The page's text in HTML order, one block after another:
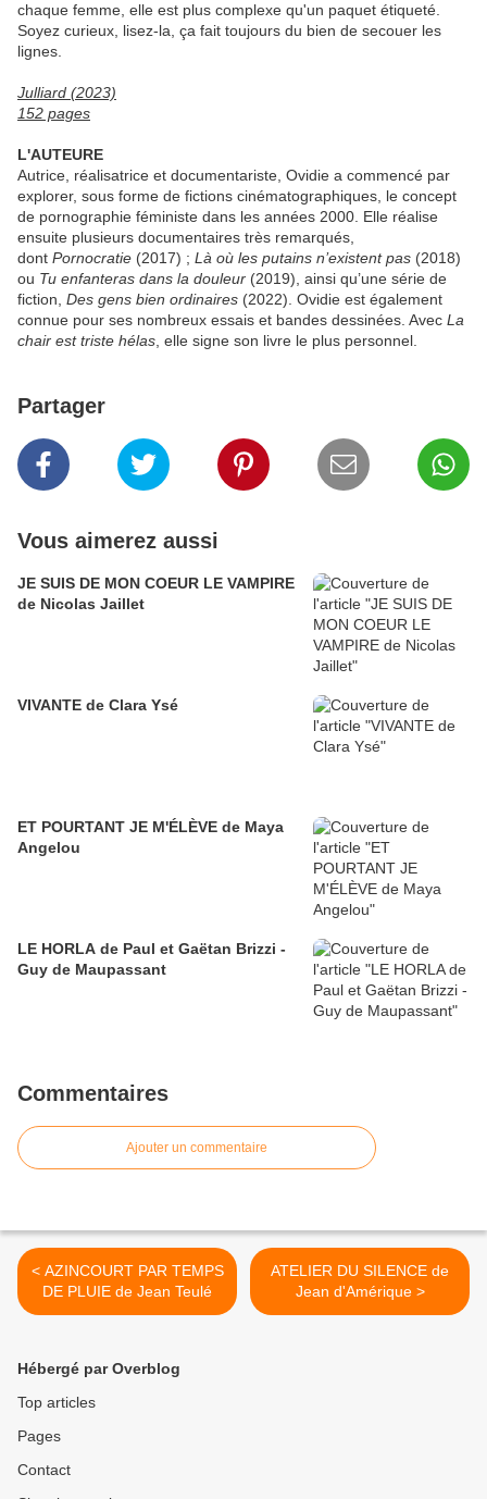
chaque femme, elle est plus complexe qu'un paquet étiqueté.
Soyez curieux, lisez-la, ça fait toujours du bien de secouer les
lignes.
Julliard (2023)
152 pages
L'AUTEURE
Autrice, réalisatrice et documentariste, Ovidie a commencé par
explorer, sous forme de fictions cinématographiques, le concept
de pornographie féministe dans les années 2000. Elle réalise
ensuite plusieurs documentaires très remarqués,
dont Pornocratie (2017) ; Là où les putains n’existent pas (2018)
ou Tu enfanteras dans la douleur (2019), ainsi qu’une série de
fiction, Des gens bien ordinaires (2022). Ovidie est également
connue pour ses nombreux essais et bandes dessinées. Avec La
chair est triste hélas , elle signe son livre le plus personnel.
Partager
Vous aimerez aussi
JE SUIS DE MON COEUR LE VAMPIRE
de Nicolas Jaillet
VIVANTE de Clara Ysé
ET POURTANT JE M'ÉLÈVE de Maya
Angelou
LE HORLA de Paul et Gaëtan Brizzi -
Guy de Maupassant
Commentaires
Ajouter un commentaire
< AZINCOURT PAR TEMPS
DE PLUIE de Jean Teulé
ATELIER DU SILENCE de
Jean d'Amérique >
Hébergé par Overblog
Top articles
Pages
Contact